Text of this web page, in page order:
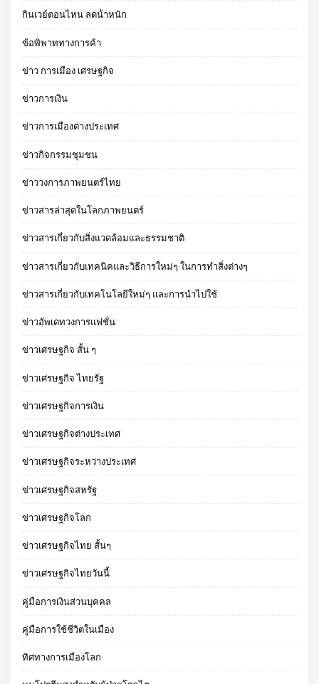
กินเวย์ตอนไหน ลดน้ําหนัก
ข้อพิพาททางการค้า
ข่าว การเมือง เศรษฐกิจ
ข่าวการเงิน
ข่าวการเมืองต่างประเทศ
ข่าวกิจกรรมชุมชน
ข่าววงการภาพยนตร์ไทย
ข่าวสารล่าสุดในโลกภาพยนตร์
ข่าวสารเกี่ยวกับสิ่งแวดล้อมและธรรมชาติ
ข่าวสารเกี่ยวกับเทคนิคและวิธีการใหม่ๆ ในการทำสิ่งต่างๆ
ข่าวสารเกี่ยวกับเทคโนโลยีใหม่ๆ และการนำไปใช้
ข่าวอัพเดทวงการแฟชั่น
ข่าวเศรษฐกิจ สั้น ๆ
ข่าวเศรษฐกิจ ไทยรัฐ
ข่าวเศรษฐกิจการเงิน
ข่าวเศรษฐกิจต่างประเทศ
ข่าวเศรษฐกิจระหว่างประเทศ
ข่าวเศรษฐกิจสหรัฐ
ข่าวเศรษฐกิจโลก
ข่าวเศรษฐกิจไทย สั้นๆ
ข่าวเศรษฐกิจไทยวันนี้
คู่มือการเงินส่วนบุคคล
คู่มือการใช้ชีวิตในเมือง
ทิศทางการเมืองโลก